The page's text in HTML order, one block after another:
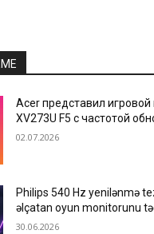
Acer представил
XV273U F5 с частотой
1000 Hz
02.07.2026
Philips 540 Hz yenilənmə
əlçatan oyun monitorunu
30.06.2026